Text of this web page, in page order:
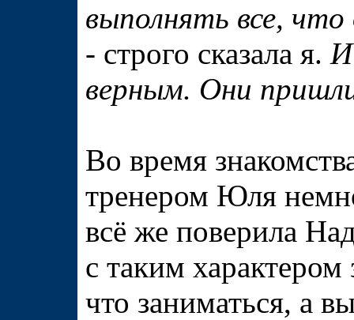
выполнять все,
- строго сказала я. И
верным. Они
Во время
тренером Юля
всё же поверила
с таким характером
что заниматься, а